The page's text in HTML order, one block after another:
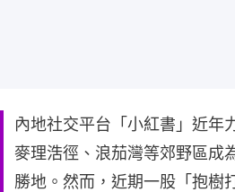
內地社交平台「小紅書」近年
麥理浩徑、浪茄灣等郊野區成
勝地。然而，近期一股「抱樹